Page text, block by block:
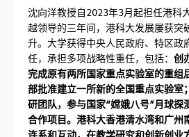
沈向洋教授自2023年3月起担任港科
越领导的三年间，港科大发展屡获突
升。大学获得中央人民政府、特区政
任，承担多项战略性重任，包括： 创
完成原有两所国家重点实验室的重组
部批准建立一所新的全国重点实验室
研团队，参与国家“嫦娥八号”月球探
合作项目。港科大香港清水湾和广州
连系和互动，在教学研究和创新创业